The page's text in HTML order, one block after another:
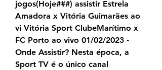
jogos(Hoje###) assistir Estrela
Amadora x Vitória Guimarães ao
vi Vitória Sport ClubeMarítimo x
FC Porto ao vivo 01/02/2023 -
Onde Assistir? Nesta época, a
Sport TV é o único canal